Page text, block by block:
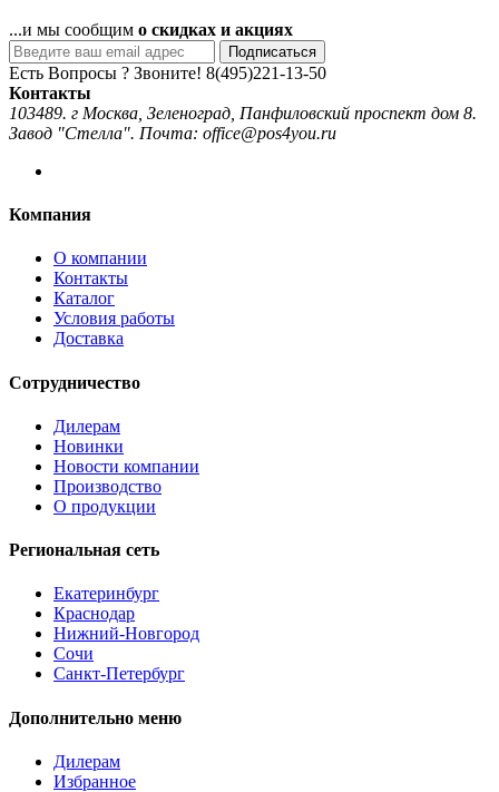
...и мы сообщим о скидках и акциях
Подписаться
Есть Вопросы ? Звоните! 8(495)221-13-50
Контакты
103489. г Москва, Зеленоград, Панфиловский проспект дом 8.
Завод "Стелла". Почта: office@pos4you.ru
Компания
О компании
Контакты
Каталог
Условия работы
Доставка
Сотрудничество
Дилерам
Новинки
Новости компании
Производство
О продукции
Региональная сеть
Екатеринбург
Краснодар
Нижний-Новгород
Сочи
Санкт-Петербург
Дополнительно меню
Дилерам
Избранное